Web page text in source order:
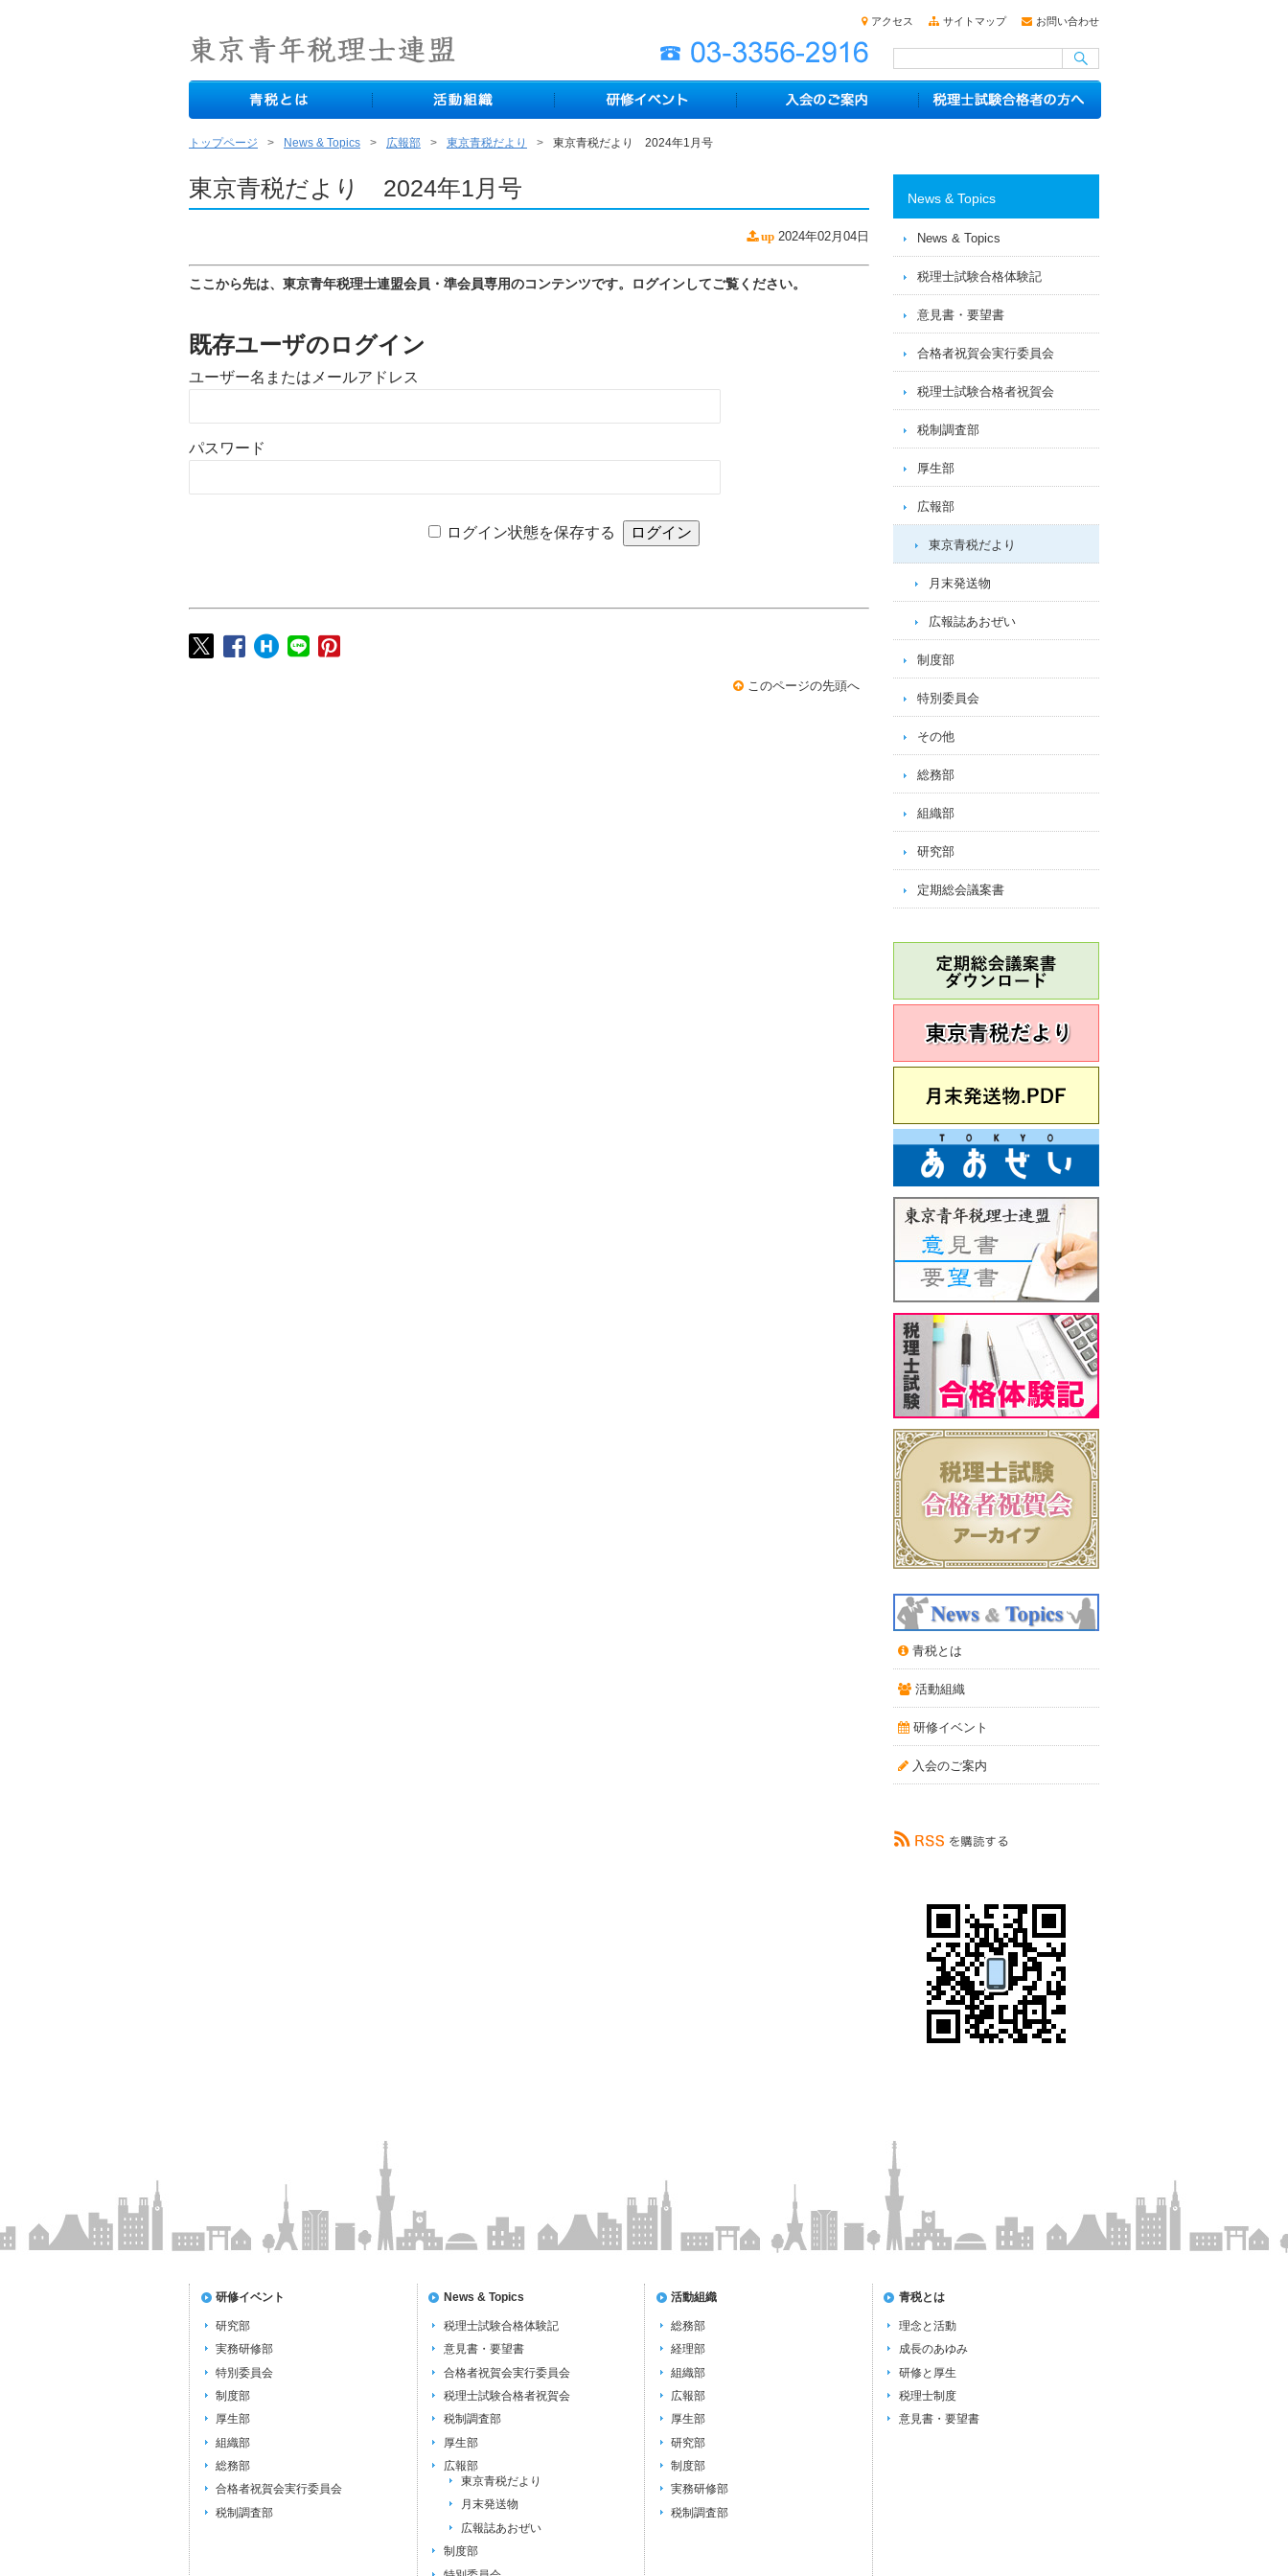
アクセス サイトマップ お問い合わせ
トップページ News & Topics 広報部 東京青税だより 東京青税だより 2024年1月号
東京青税だより 2024年1月号
up 2024年02月04日
ここから先は、東京青年税理士連盟会員・準会員専用のコンテンツです。ログインしてご覧ください。
既存ユーザのログイン
ユーザー名またはメールアドレス
パスワード
ログイン状態を保存する
このページの先頭へ
News & Topics
News & Topics
税理士試験合格体験記
意見書・要望書
合格者祝賀会実行委員会
税理士試験合格者祝賀会
税制調査部
厚生部
広報部
東京青税だより
月末発送物
広報誌あおぜい
制度部
特別委員会
その他
総務部
組織部
研究部
定期総会議案書
青税とは
活動組織
研修イベント
入会のご案内
研修イベント
研究部
実務研修部
特別委員会
制度部
厚生部
組織部
総務部
合格者祝賀会実行委員会
税制調査部
News & Topics
税理士試験合格体験記
意見書・要望書
合格者祝賀会実行委員会
税理士試験合格者祝賀会
税制調査部
厚生部
広報部
東京青税だより
月末発送物
広報誌あおぜい
制度部
活動組織
総務部
経理部
組織部
広報部
厚生部
研究部
制度部
実務研修部
税制調査部
青税とは
理念と活動
成長のあゆみ
研修と厚生
税理士制度
意見書・要望書